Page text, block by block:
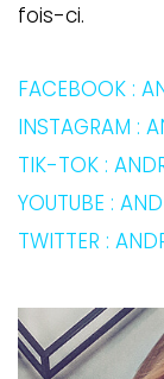
fois-ci.
FACEBOOK :
INSTAGRAM :
TIK-TOK :
YOUTUBE :
TWITTER :